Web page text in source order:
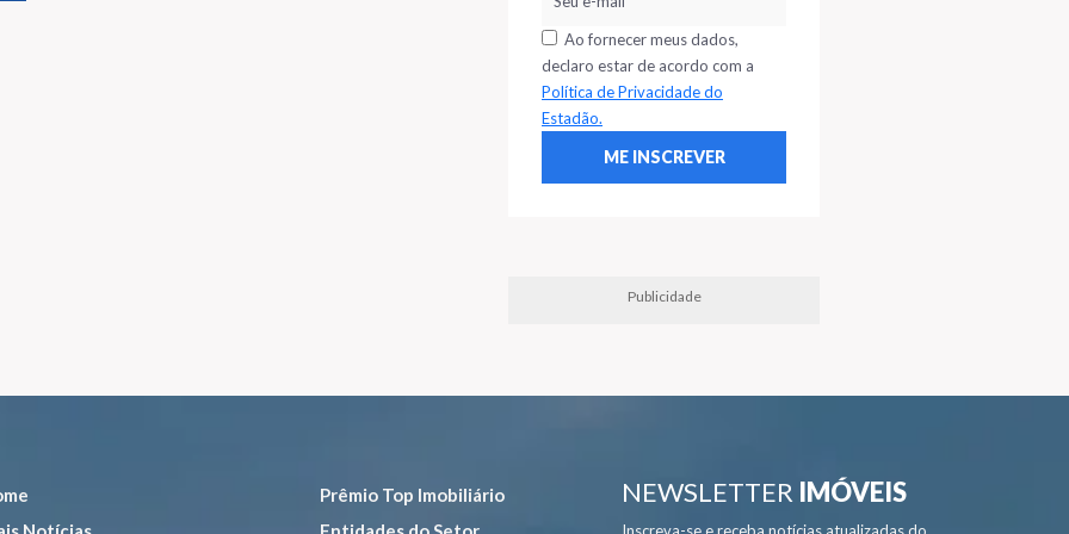
Ao fornecer meus dados,
declaro estar de acordo com a
Política de Privacidade do
Estadão.
Publicidade
Prêmio Top Imobiliário
NEWSLETTER IMÓVEIS